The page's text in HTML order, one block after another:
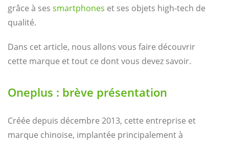
grâce à ses smartphones et ses objets high-tech de
qualité.
Dans cet article, nous allons vous faire découvrir
cette marque et tout ce dont vous devez savoir.
Oneplus : brève présentation
Créée depuis décembre 2013, cette entreprise et
marque chinoise, implantée principalement à